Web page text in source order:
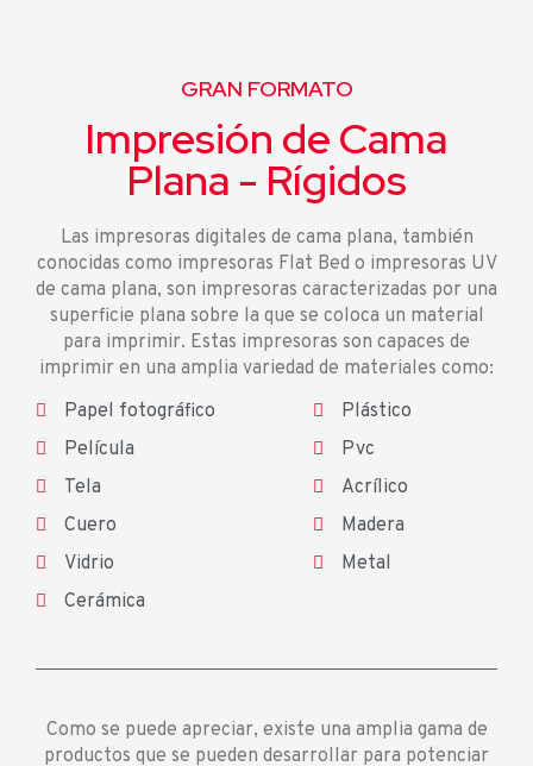
GRAN FORMATO
Impresión de Cama
Plana - Rígidos
Las impresoras digitales de cama plana, también
conocidas como impresoras Flat Bed o impresoras UV
de cama plana, son impresoras caracterizadas por una
superficie plana sobre la que se coloca un material
para imprimir. Estas impresoras son capaces de
imprimir en una amplia variedad de materiales como:
Papel fotográfico
Película
Tela
Cuero
Vidrio
Cerámica
Plástico
Pvc
Acrílico
Madera
Metal
Como se puede apreciar, existe una amplia gama de
productos que se pueden desarrollar para potenciar